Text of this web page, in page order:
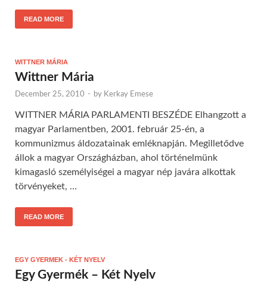
READ MORE
WITTNER MÁRIA
Wittner Mária
December 25, 2010 - by Kerkay Emese
WITTNER MÁRIA PARLAMENTI BESZÉDE Elhangzott a
magyar Parlamentben, 2001. február 25-én, a
kommunizmus áldozatainak emléknapján. Megilletődve
állok a magyar Országházban, ahol történelmünk
kimagasló személyiségei a magyar nép javára alkottak
törvényeket, …
READ MORE
EGY GYERMEK - KÉT NYELV
Egy Gyermék – Két Nyelv